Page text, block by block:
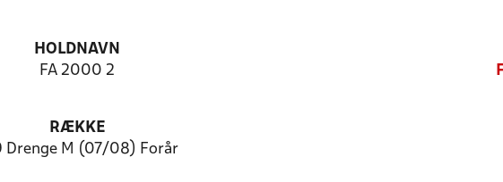
HOLDNAVN
FA 2000 2
RÆKKE
Drenge M (07/08) Forår